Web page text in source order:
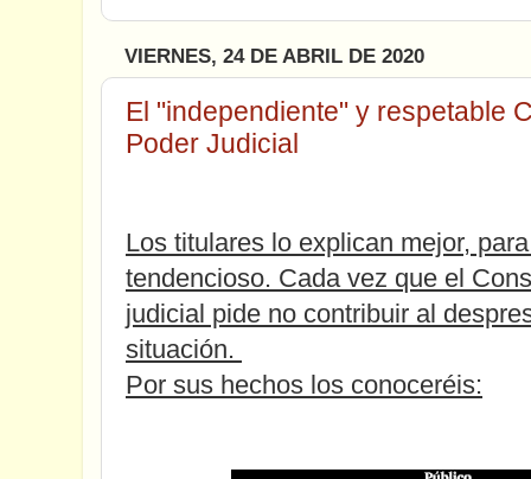
VIERNES, 24 DE ABRIL DE 2020
El "independiente" y respetable
Poder Judicial
Los titulares lo explican mejor,
tendencioso. Cada vez que el
judicial pide no contribuir al
situación.
Por sus hechos los conoceréis: